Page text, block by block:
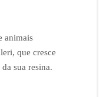
animais
que cresce
sua resina.